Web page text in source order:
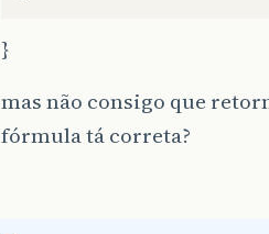
}
mas não consigo que
fórmula tá correta?